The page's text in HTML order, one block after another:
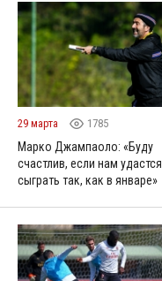
29 марта 1785
Марко Джампаоло: «Буду
счастлив, если нам удастся
сыграть так, как в январе»